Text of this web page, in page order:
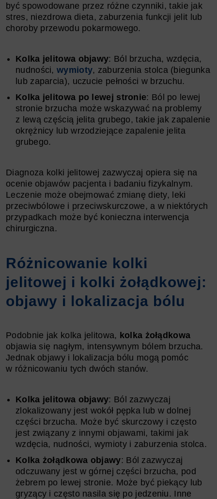
być spowodowane przez różne czynniki, takie jak
stres, niezdrowa dieta, zaburzenia funkcji jelit lub
choroby przewodu pokarmowego.
Kolka jelitowa objawy: Ból brzucha, wzdęcia,
nudności,wymioty, zaburzenia stolca (biegunka
lub zaparcia), uczucie pełności w brzuchu.
Kolka jelitowa po lewej stronie: Ból po lewej
stronie brzucha może wskazywać na problemy
z lewą częścią jelita grubego, takie jak zapalenie
okrężnicy lub wrzodziejące zapalenie jelita
grubego.
Diagnoza kolki jelitowej zazwyczaj opiera się na
ocenie objawów pacjenta i badaniu fizykalnym.
Leczenie może obejmować zmianę diety, leki
przeciwbólowe i przeciwskurczowe, a w niektórych
przypadkach może być konieczna interwencja
chirurgiczna.
Różnicowanie kolki
jelitowej i kolki żołądkowej:
objawy i lokalizacja bólu
Podobnie jak kolka jelitowa, kolka żołądkowa
objawia się nagłym, intensywnym bólem brzucha.
Jednak objawy i lokalizacja bólu mogą pomóc
w różnicowaniu tych dwóch stanów.
Kolka jelitowa objawy: Ból zazwyczaj
zlokalizowany jest wokół pępka lub w dolnej
części brzucha. Może być skurczowy i często
jest związany z innymi objawami, takimi jak
wzdęcia, nudności, wymioty i zaburzenia stolca.
Kolka żołądkowa objawy: Ból zazwyczaj
odczuwany jest w górnej części brzucha, pod
żebrem po lewej stronie. Może być piekący lub
gryzący i często nasila się po jedzeniu. Inne